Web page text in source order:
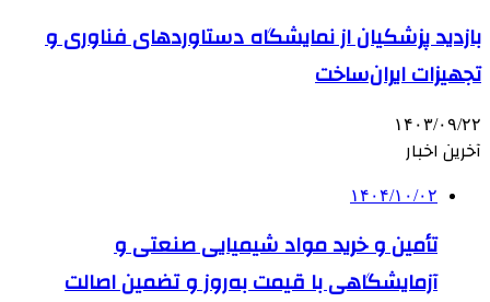
بازدید پزشکیان از نمایشگاه دستاوردهای فناوری و
تجهیزات ایران‌ساخت
۱۴۰۳/۰۹/۲۲
آخرین اخبار
۱۴۰۴/۱۰/۰۲
تأمین و خرید مواد شیمیایی صنعتی و
آزمایشگاهی با قیمت به‌روز و تضمین اصالت